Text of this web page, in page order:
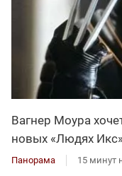
Вагнер Моура
новых «Людях
Панорама 15 минут